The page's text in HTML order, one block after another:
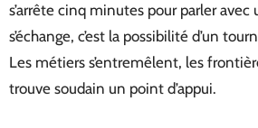
s’arrête cinq minutes pour parler
s’échange, c’est la possibilité d’un
Les métiers s’entremêlent, les
trouve soudain un point d’appui.